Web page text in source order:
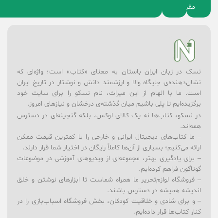
مقررات
نسک در زبان ایران باستان به معنای «کتاب» است؛ واژه‌ای که
نشان‌دهنده‌ی جایگاه والا و ارزشمند دانش و نوشتار در تاریخ ایران
است. ما با الهام از این میراث، نام نسکو را برای سایت خود
برگزیده‌ایم تا پلی باشیم میان گذشته‌ی درخشان و نیازهای امروز.
در نسکو، کتاب‌ها نه یک کالای لوکس، بلکه گنجینه‌ای در دسترس
همه‌اند.
– ما کتاب‌های دیجیتال ایرانی و خارجی را با کمترین قیمت ممکن
ارائه می‌کنیم؛ بسیاری از آن‌ها کاملاً رایگان در اختیار شما قرار دارند.
– برای یادگیری بهتر، مجموعه‌ای از ویدیوهای آموزشی در موضوعات
گوناگون فراهم کرده‌ایم.
– فروشگاه لوازم‌تحریر ما همراه شماست تا ابزارهای نوشتن و خلق
اندیشه همیشه در دسترس باشند.
– و برای شادی و خلاقیت کودکان، بخش فروشگاه اسباب‌بازی را در
کنار کتاب‌ها قرار داده‌ایم.